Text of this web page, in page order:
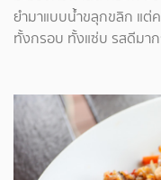
ยำมาแบบน้ำขลุกขลิก แ
ทั้งกรอบ ทั้งแซ่บ รสดีมา